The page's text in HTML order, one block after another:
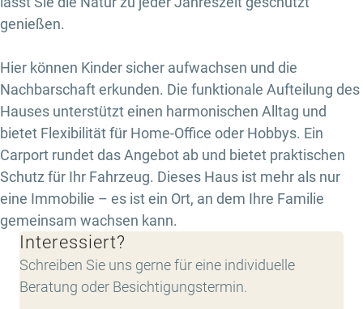
genießen.
Hier können Kinder sicher aufwachsen und die
Nachbarschaft erkunden. Die funktionale Aufteilung des
Hauses unterstützt einen harmonischen Alltag und
bietet Flexibilität für Home-Office oder Hobbys. Ein
Carport rundet das Angebot ab und bietet praktischen
Schutz für Ihr Fahrzeug. Dieses Haus ist mehr als nur
eine Immobilie – es ist ein Ort, an dem Ihre Familie
gemeinsam wachsen kann.
Interessiert?
Schreiben Sie uns gerne für eine individuelle
Beratung oder Besichtigungstermin.